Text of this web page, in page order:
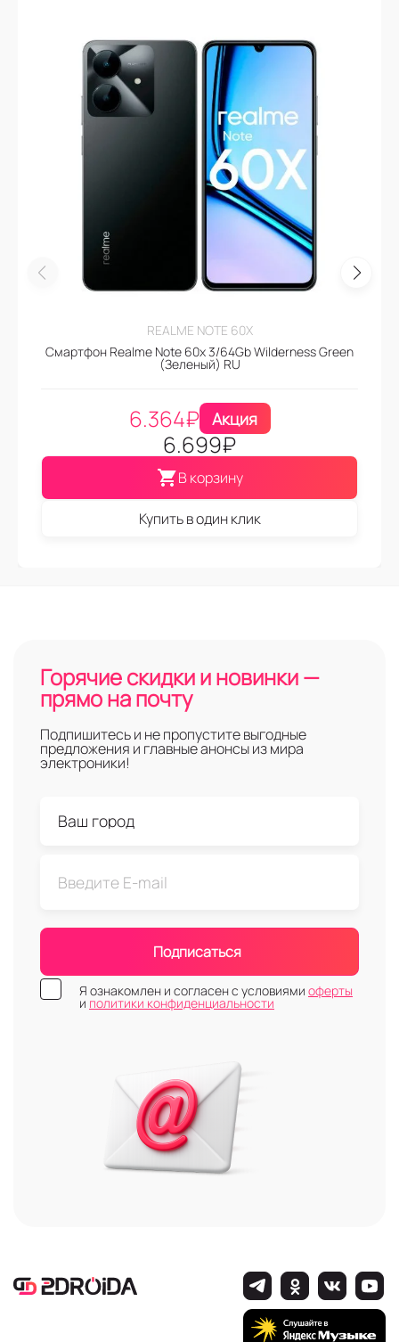
REALME NOTE 60X
Смартфон Realme Note 60x 3/64Gb Wilderness Green
(Зеленый) RU
6.364₽ Акция
6.699₽
В корзину
Купить в один клик
Горячие скидки и новинки —
прямо на почту
Подпишитесь и не пропустите выгодные
предложения и главные анонсы из мира
электроники!
Подписаться
Я ознакомлен и согласен с условиями оферты
и политики конфиденциальности